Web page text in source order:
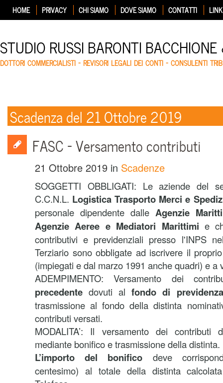
HOME PRIVACY CHI SIAMO DOVE SIAMO CONTATTI LINK
STUDIO RUSSI BARONTI
DOTTORI COMMERCIALISTI – REVISORI LEGALI DEI CONTI – CONSULENTI
Scadenza del 21 Ottobre 2019
FASC – Versamento contributi
21 Ottobre 2019 in Scadenze
SOGGETTI OBBLIGATI: Le aziende del
C.C.N.L. Logistica Trasporto Merci e
personale dipendente dalle Agenzie
Agenzie Aeree e Mediatori Marittimi e
contributivi e previdenziali presso l'INPS
Terziario sono obbligate ad iscrivere il
(impiegati e dal marzo 1991 anche quadri) e a
ADEMPIMENTO: Versamento dei
precedente dovuti al fondo di
trasmissione al fondo della distinta
contributi versati.
MODALITA’: Il versamento dei contributi
mediante bonifico e trasmissione della distinta.
L’importo del bonifico deve
centesimo) al totale della distinta